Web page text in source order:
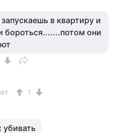
в квартиру и
бороться.......потом они
1
убивать